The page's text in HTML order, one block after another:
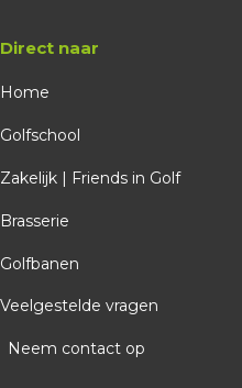
Direct naar
Home
Golfschool
Zakelijk | Friends in Golf
Brasserie
Golfbanen
Veelgestelde vragen
Neem contact op